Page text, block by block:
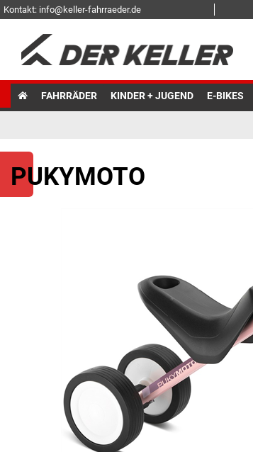
Kontakt: info@keller-fahrraeder.de
FAHRRÄDER KINDER + JUGEND E-BIKES
PUKYMOTO